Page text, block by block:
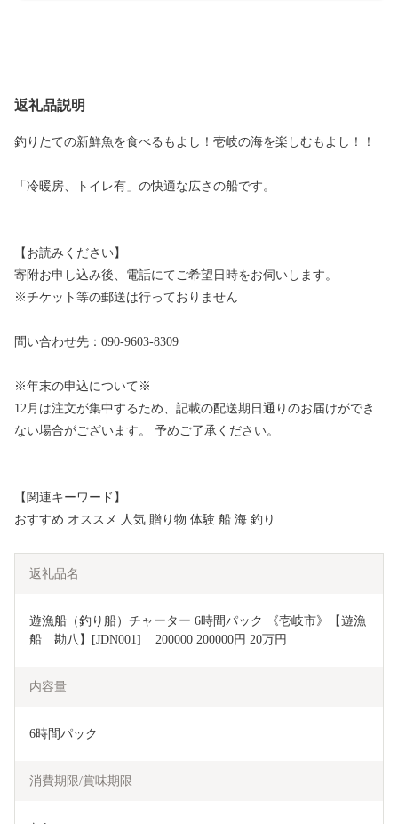
返礼品説明
釣りたての新鮮魚を食べるもよし！壱岐の海を楽しむもよし！！
「冷暖房、トイレ有」の快適な広さの船です。
【お読みください】
寄附お申し込み後、電話にてご希望日時をお伺いします。
※チケット等の郵送は行っておりません
問い合わせ先：090-9603-8309
※年末の申込について※
12月は注文が集中するため、記載の配送期日通りのお届けができ
ない場合がございます。 予めご了承ください。
【関連キーワード】
おすすめ オススメ 人気 贈り物 体験 船 海 釣り
返礼品名
遊漁船（釣り船）チャーター 6時間パック 《壱岐市》【遊漁
船　勘八】[JDN001]    200000 200000円 20万円
内容量
6時間パック
消費期限/賞味期限